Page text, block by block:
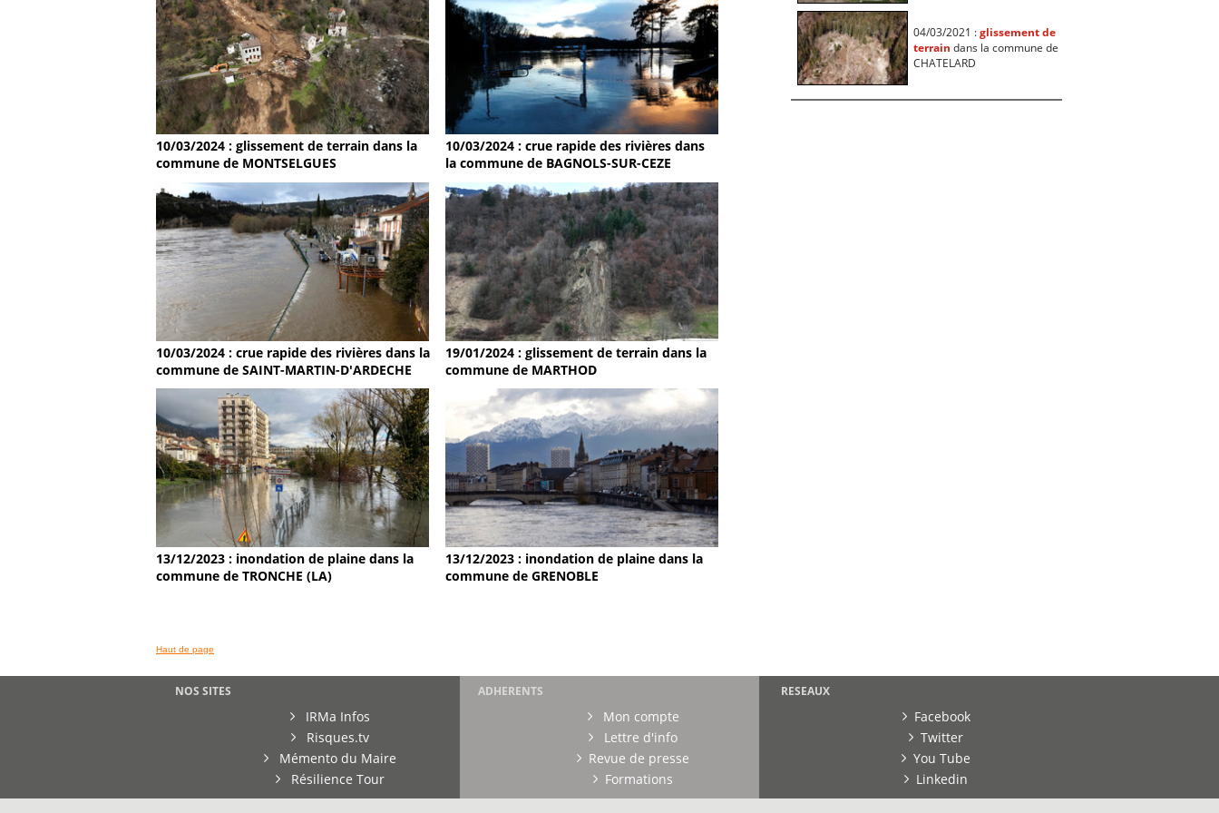
10/03/2024 : glissement de terrain dans la
commune de MONTSELGUES
10/03/2024 : crue rapide des rivières dans
la commune de BAGNOLS-SUR-CEZE
10/03/2024 : crue rapide des rivières dans la
commune de SAINT-MARTIN-D'ARDECHE
19/01/2024 : glissement de terrain dans la
commune de MARTHOD
13/12/2023 : inondation de plaine dans la
commune de TRONCHE (LA)
13/12/2023 : inondation de plaine dans la
commune de GRENOBLE
04/03/2021 :glissement de
terrain dans la commune de
CHATELARD
Haut de page
NOS SITES
IRMa Infos
Risques.tv
Mémento du Maire
Résilience Tour
ADHERENTS
Mon compte
Lettre d'info
Revue de presse
Formations
RESEAUX
Facebook
Twitter
You Tube
Linkedin